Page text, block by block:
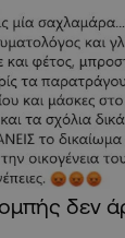
δεν